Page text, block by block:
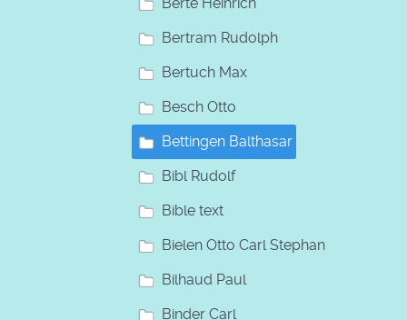
Bertram Rudolph
Bertuch Max
Besch Otto
Bettingen Balthasar
Bibl Rudolf
Bible text
Bielen Otto Carl Stephan
Bilhaud Paul
Binder Carl